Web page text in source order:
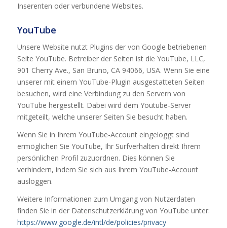
Inserenten oder verbundene Websites.
YouTube
Unsere Website nutzt Plugins der von Google betriebenen
Seite YouTube. Betreiber der Seiten ist die YouTube, LLC,
901 Cherry Ave., San Bruno, CA 94066, USA. Wenn Sie eine
unserer mit einem YouTube-Plugin ausgestatteten Seiten
besuchen, wird eine Verbindung zu den Servern von
YouTube hergestellt. Dabei wird dem Youtube-Server
mitgeteilt, welche unserer Seiten Sie besucht haben.
Wenn Sie in Ihrem YouTube-Account eingeloggt sind
ermöglichen Sie YouTube, Ihr Surfverhalten direkt Ihrem
persönlichen Profil zuzuordnen. Dies können Sie
verhindern, indem Sie sich aus Ihrem YouTube-Account
ausloggen.
Weitere Informationen zum Umgang von Nutzerdaten
finden Sie in der Datenschutzerklärung von YouTube unter:
https://www.google.de/intl/de/policies/privacy